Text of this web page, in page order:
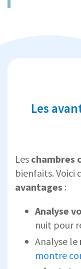
Les
Les chambres
bienfaits. Voici
avantages :
Analyse
nuit pour
Analyse le
montre